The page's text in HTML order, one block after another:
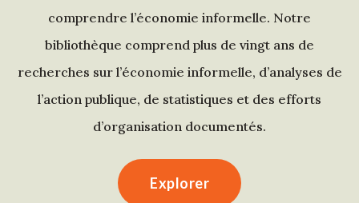
comprendre l’économie informelle. Notre
bibliothèque comprend plus de vingt ans de
recherches sur l’économie informelle, d’analyses de
l’action publique, de statistiques et des efforts
d’organisation documentés.
Explorer